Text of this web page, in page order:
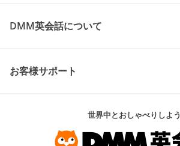
DMM英会話について
お客様サポート
世界中とおしゃべりしよう